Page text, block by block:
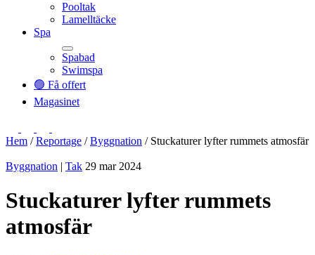
Pooltak
Lamelltäcke
Toggle
Spa
Spabad
Swimspa
Toggle
🟢 Få offert
Magasinet
Hem /Reportage /Byggnation / Stuckaturer lyfter rummets atmosfär
Byggnation | Tak 29 mar 2024
Stuckaturer lyfter rummets
atmosfär